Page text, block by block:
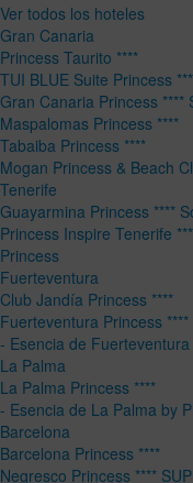
Ver todos los hoteles
Gran Canaria
Princess Taurito ****
TUI BLUE Suite Princess
Gran Canaria Princess ****
Maspalomas Princess ****
Tabaiba Princess ****
Mogan Princess & Beach
Tenerife
Guayarmina Princess ****
Princess Inspire Tenerife
Princess
Fuerteventura
Club Jandía Princess ****
Fuerteventura Princess ****
- Esencia de
La Palma
La Palma Princess ****
- Esencia de La Palma by
Barcelona
Barcelona Princess ****
Negresco Princess **** SUP